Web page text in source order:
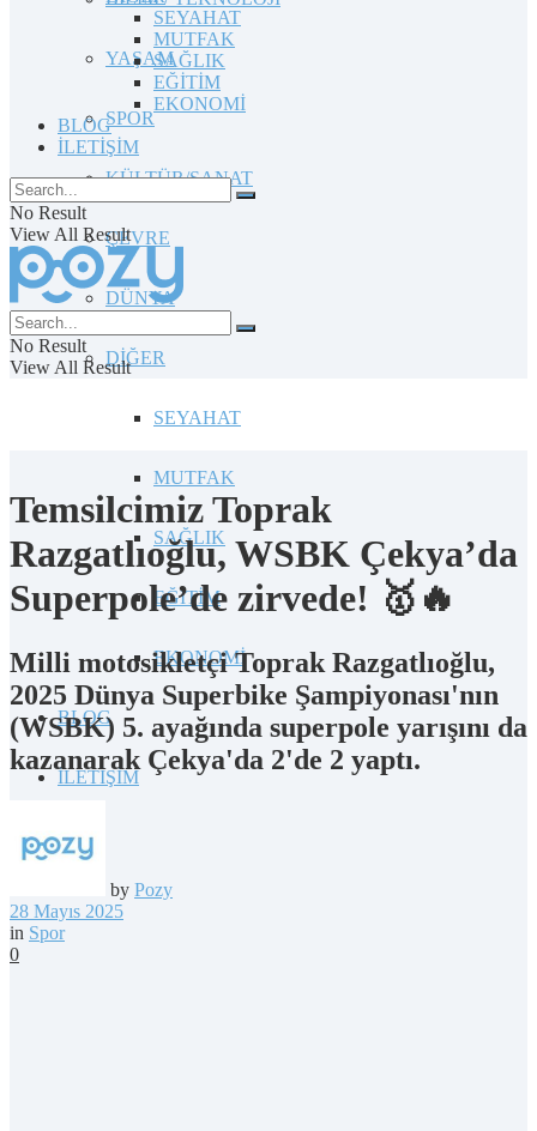
YAŞAM
SPOR
KÜLTÜR/SANAT
ÇEVRE
DÜNYA
DİĞER
SEYAHAT
MUTFAK
SAĞLIK
EĞİTİM
EKONOMİ
BLOG
İLETİŞİM
SEYAHAT
MUTFAK
SAĞLIK
EĞİTİM
EKONOMİ
BLOG
İLETİŞİM
No Result
View All Result
No Result
View All Result
Temsilcimiz Toprak
Razgatlıoğlu, WSBK Çekya’da
Superpole’de zirvede! 🥇🔥
Milli motosikletçi Toprak Razgatlıoğlu,
2025 Dünya Superbike Şampiyonası'nın
(WSBK) 5. ayağında superpole yarışını da
kazanarak Çekya'da 2'de 2 yaptı.
by Pozy
28 Mayıs 2025
in Spor
0